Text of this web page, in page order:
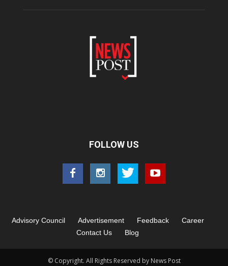
FOLLOW US
Advisory Council Advertisement Feedback
Career
Contact Us
Blog
© Copyright. All Rights Reserved by News Post